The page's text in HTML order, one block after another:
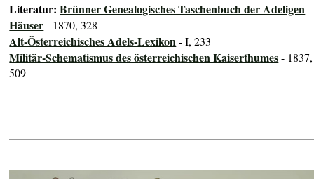
Literatur:Brünner Genealogisches Taschenbuch der Adeligen
Häuser- 1870, 328
Alt-Österreichisches Adels-Lexikon- I, 233
Militär-Schematismus des österreichischen Kaiserthumes- 1837,
509